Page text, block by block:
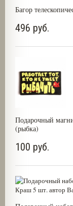
Багор
496 руб.
Подарочный
(рыбка)
100 руб.